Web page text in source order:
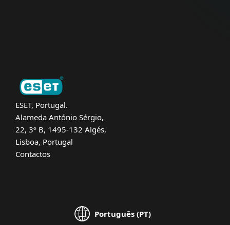
ESET, Portugal.
Alameda António Sérgio,
22, 3º B, 1495-132 Algés,
Lisboa, Portugal
Contactos
Português (PT)